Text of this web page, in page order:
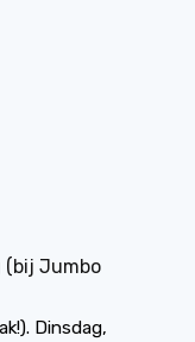
(bij Jumbo
Dinsdag,